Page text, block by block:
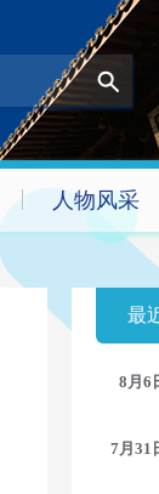
人物风采
最
8月6
7月31